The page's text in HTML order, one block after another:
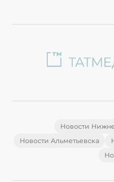
Новости
Новости Альметьевска